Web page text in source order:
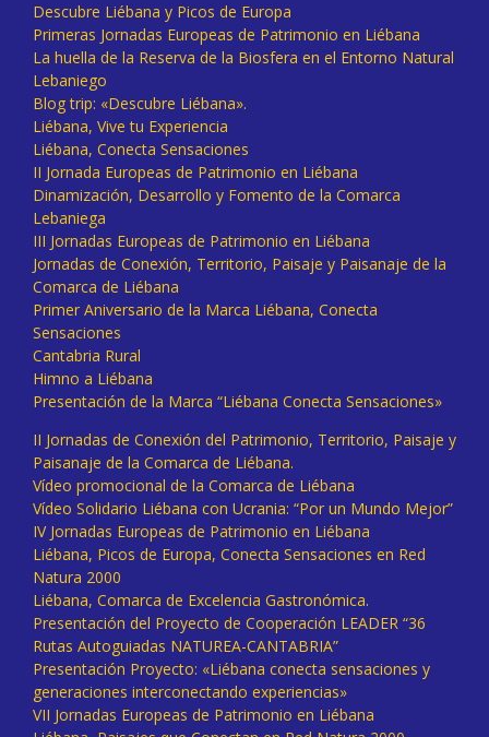
Descubre Liébana y Picos de Europa
Primeras Jornadas Europeas de Patrimonio en Liébana
La huella de la Reserva de la Biosfera en el Entorno Natural
Lebaniego
Blog trip: «Descubre Liébana».
Liébana, Vive tu Experiencia
Liébana, Conecta Sensaciones
II Jornada Europeas de Patrimonio en Liébana
Dinamización, Desarrollo y Fomento de la Comarca
Lebaniega
III Jornadas Europeas de Patrimonio en Liébana
Jornadas de Conexión, Territorio, Paisaje y Paisanaje de la
Comarca de Liébana
Primer Aniversario de la Marca Liébana, Conecta
Sensaciones
Cantabria Rural
Himno a Liébana
Presentación de la Marca “Liébana Conecta Sensaciones»
II Jornadas de Conexión del Patrimonio, Territorio, Paisaje y
Paisanaje de la Comarca de Liébana.
Vídeo promocional de la Comarca de Liébana
Vídeo Solidario Liébana con Ucrania: “Por un Mundo Mejor”
IV Jornadas Europeas de Patrimonio en Liébana
Liébana, Picos de Europa, Conecta Sensaciones en Red
Natura 2000
Liébana, Comarca de Excelencia Gastronómica.
Presentación del Proyecto de Cooperación LEADER “36
Rutas Autoguiadas NATUREA-CANTABRIA”
Presentación Proyecto: «Liébana conecta sensaciones y
generaciones interconectando experiencias»
VII Jornadas Europeas de Patrimonio en Liébana